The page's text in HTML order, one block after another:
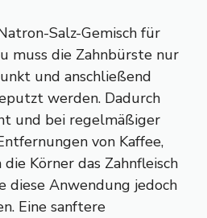
Salz-Gemisch für
muss die Zahnbürste nur
und anschließend
werden. Dadurch
und bei regelmäßiger
von Kaffee,
Körner das Zahnfleisch
diese Anwendung jedoch
Eine sanftere